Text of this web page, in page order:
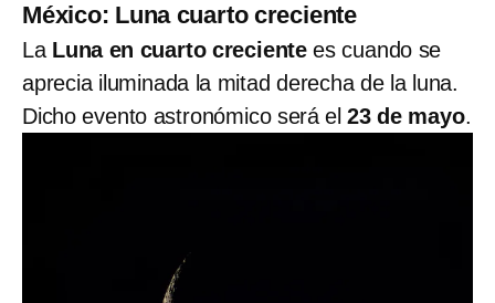
México: Luna cuarto creciente
La Luna en cuarto creciente es cuando se
aprecia iluminada la mitad derecha de la luna.
Dicho evento astronómico será el23 de mayo.